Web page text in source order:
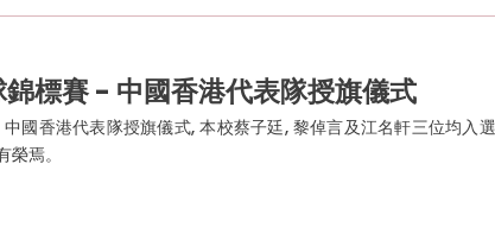
標賽 - 中國香港代表隊授旗儀式
國香港代表隊授旗儀式, 本校蔡子廷, 黎倬言及江名軒三位均入
焉。